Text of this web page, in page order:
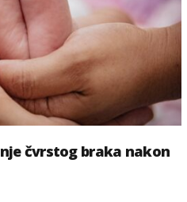
čvrstog braka nakon